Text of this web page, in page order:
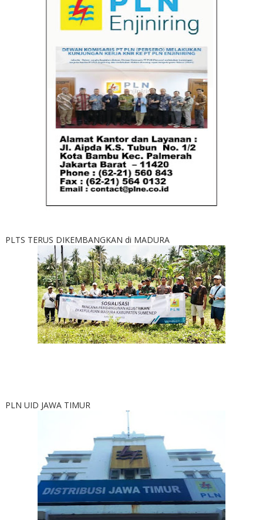
PLTS TERUS DIKEMBANGKAN di MADURA
PLN UID JAWA TIMUR